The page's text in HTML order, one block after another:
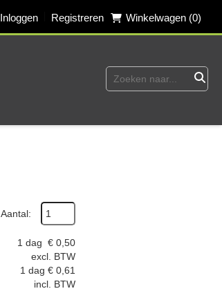
Inloggen Registreren Winkelwagen (0)
Aantal:
1 dag € 0,50
excl. BTW
1 dag € 0,61
incl. BTW